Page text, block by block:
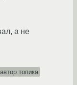
а не
автор топика